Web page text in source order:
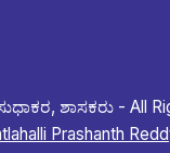
ಶಾಸಕರು - All
Prashanth